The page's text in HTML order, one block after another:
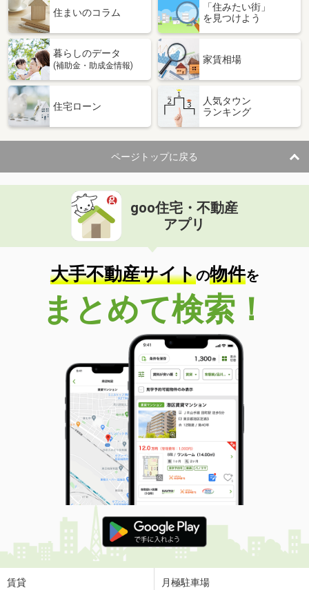
住まいのコラム
「住みたい街」
を見つけよう
暮らしのデータ
(補助金・助成金情報)
家賃相場
住宅ローン
人気タウン
ランキング
ページトップに戻る
goo住宅・不動産
アプリ
大手不動産サイトの物件を
まとめて検索！
賃貸 月極駐車場